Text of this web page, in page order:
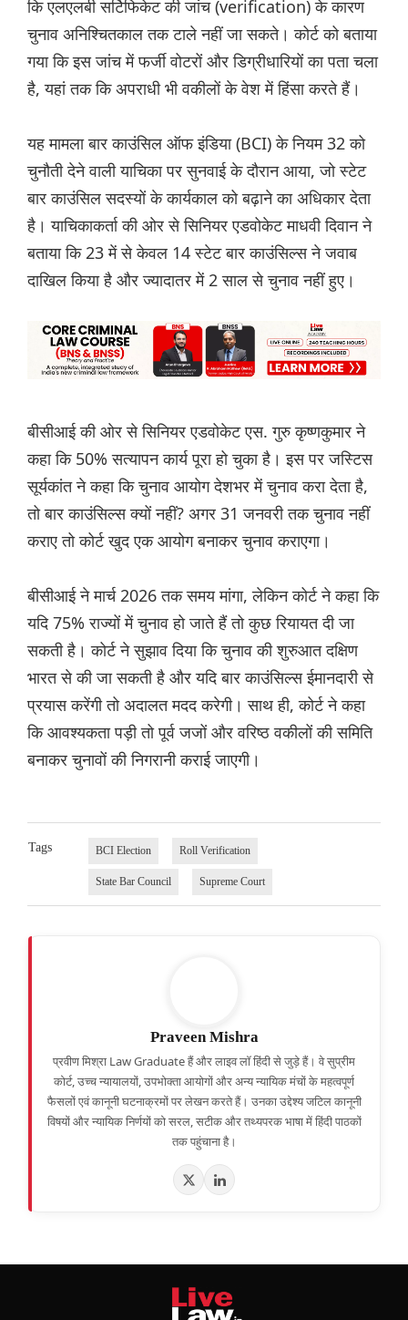
कि एलएलबी सर्टिफिकेट की जांच (verification) के कारण
चुनाव अनिश्चितकाल तक टाले नहीं जा सकते। कोर्ट को बताया
गया कि इस जांच में फर्जी वोटरों और डिग्रीधारियों का पता चला
है, यहां तक कि अपराधी भी वकीलों के वेश में हिंसा करते हैं।
यह मामला बार काउंसिल ऑफ इंडिया (BCI) के नियम 32 को
चुनौती देने वाली याचिका पर सुनवाई के दौरान आया, जो स्टेट
बार काउंसिल सदस्यों के कार्यकाल को बढ़ाने का अधिकार देता
है। याचिकाकर्ता की ओर से सिनियर एडवोकेट माधवी दिवान ने
बताया कि 23 में से केवल 14 स्टेट बार काउंसिल्स ने जवाब
दाखिल किया है और ज्यादातर में 2 साल से चुनाव नहीं हुए।
बीसीआई की ओर से सिनियर एडवोकेट एस. गुरु कृष्णकुमार ने
कहा कि 50% सत्यापन कार्य पूरा हो चुका है। इस पर जस्टिस
सूर्यकांत ने कहा कि चुनाव आयोग देशभर में चुनाव करा देता है,
तो बार काउंसिल्स क्यों नहीं? अगर 31 जनवरी तक चुनाव नहीं
कराए तो कोर्ट खुद एक आयोग बनाकर चुनाव कराएगा।
बीसीआई ने मार्च 2026 तक समय मांगा, लेकिन कोर्ट ने कहा कि
यदि 75% राज्यों में चुनाव हो जाते हैं तो कुछ रियायत दी जा
सकती है। कोर्ट ने सुझाव दिया कि चुनाव की शुरुआत दक्षिण
भारत से की जा सकती है और यदि बार काउंसिल्स ईमानदारी से
प्रयास करेंगी तो अदालत मदद करेगी। साथ ही, कोर्ट ने कहा
कि आवश्यकता पड़ी तो पूर्व जजों और वरिष्ठ वकीलों की समिति
बनाकर चुनावों की निगरानी कराई जाएगी।
Tags BCI Election Roll Verification
State Bar Council Supreme Court
Praveen Mishra
प्रवीण मिश्रा Law Graduate हैं और लाइव लॉ हिंदी से जुड़े हैं। वे सुप्रीम
कोर्ट, उच्च न्यायालयों, उपभोक्ता आयोगों और अन्य न्यायिक मंचों के महत्वपूर्ण
फैसलों एवं कानूनी घटनाक्रमों पर लेखन करते हैं। उनका उद्देश्य जटिल कानूनी
विषयों और न्यायिक निर्णयों को सरल, सटीक और तथ्यपरक भाषा में हिंदी पाठकों
तक पहुंचाना है।